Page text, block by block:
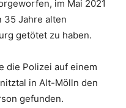
im Mai 2021
35 Jahre alten
getötet zu haben.
die Polizei auf einem
in Alt-Mölln den
gefunden.